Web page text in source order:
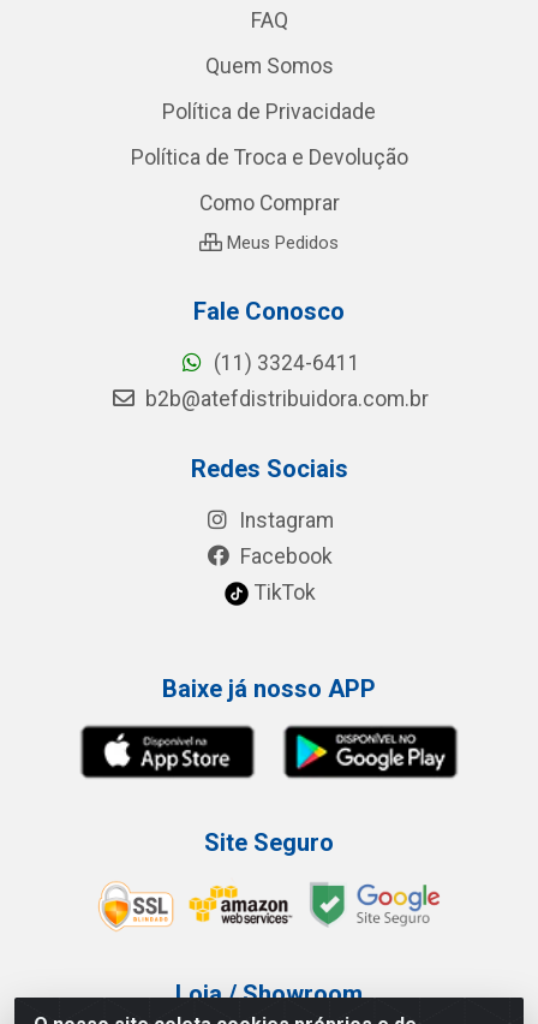
FAQ
Quem Somos
Política de Privacidade
Política de Troca e Devolução
Como Comprar
Meus Pedidos
Fale Conosco
(11) 3324-6411
b2b@atefdistribuidora.com.br
Redes Sociais
Instagram
Facebook
TikTok
Baixe já nosso APP
Site Seguro
Loja / Showroom